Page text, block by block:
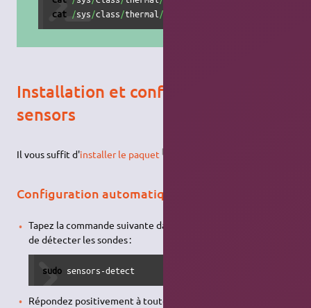
cat /sys/class/thermal /
Installation et configuration de lm-
sensors
Il vous suffit d'installer le paquet
Configuration automatique
Tapez la commande suivante dans un
de détecter les sondes :
sudo sensors-detect
Répondez positivement à toutes les questions ;